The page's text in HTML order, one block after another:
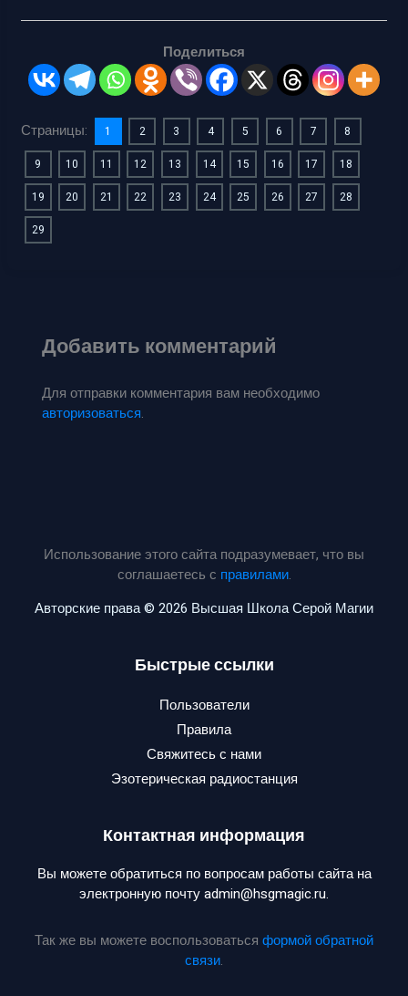
Поделиться
Страницы: 1 2 3 4 5 6 7
8
9
10 11 12 13 14 15 16 17
18
19
20 21 22 23 24 25 26 27
28
29
Добавить комментарий
Для отправки комментария вам необходимо
авторизоваться.
Использование этого сайта подразумевает, что вы
соглашаетесь с правилами.
Авторские права © 2026 Высшая Школа Серой Магии
Быстрые ссылки
Пользователи
Правила
Свяжитесь с нами
Эзотерическая радиостанция
Контактная информация
Вы можете обратиться по вопросам работы сайта на
электронную почту admin@hsgmagic.ru.
Так же вы можете воспользоваться формой обратной
связи.